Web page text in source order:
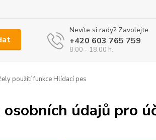
Nevíte si rady? Zavolejte.
+420 603 765 759
8.00 - 18.00 h.
použití funkce Hlídací pes
údajů pro